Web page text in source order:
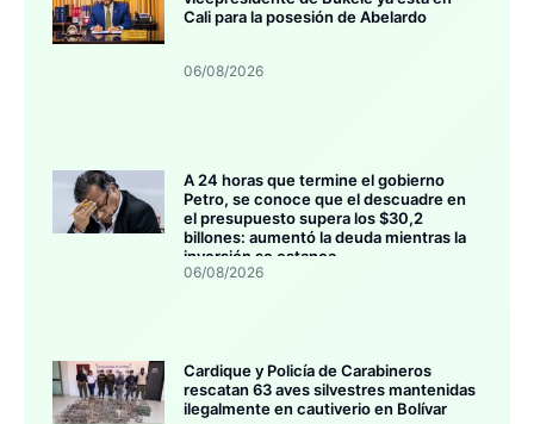
Cali para la posesión de Abelardo
06/08/2026
A 24 horas que termine el gobierno
Petro, se conoce que el descuadre en
el presupuesto supera los $30,2
billones: aumentó la deuda mientras la
inversión se estanca
06/08/2026
Cardique y Policía de Carabineros
rescatan 63 aves silvestres mantenidas
ilegalmente en cautiverio en Bolívar